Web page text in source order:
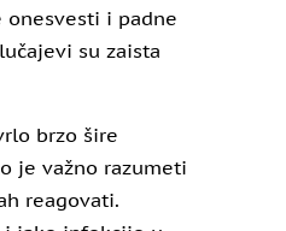
onesvesti i padne
su zaista
brzo šire
je važno razumeti
reagovati.